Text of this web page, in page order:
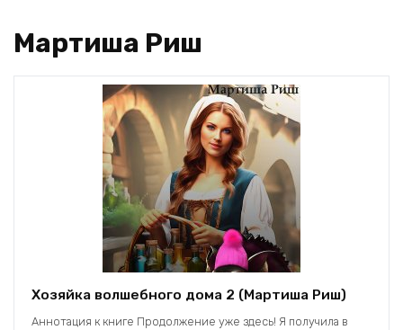
Мартиша Риш
Хозяйка волшебного дома 2 (Мартиша Риш)
Аннотация к книге Продолжение уже здесь! Я получила в